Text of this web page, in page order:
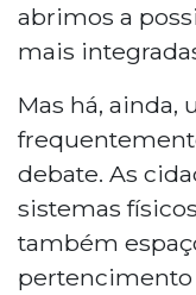
abrimos a
mais
Mas há, ainda,
debate. As
sistemas
também
pertencimento